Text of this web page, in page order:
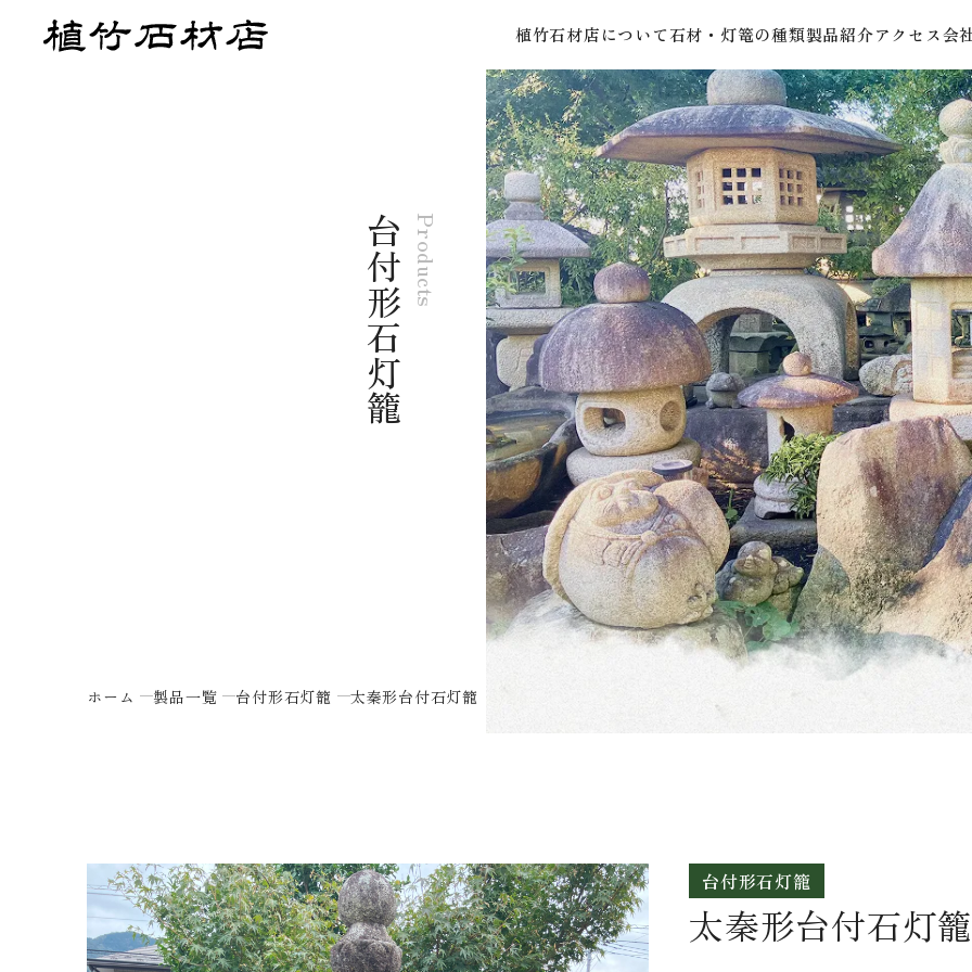
植竹石材店について石材・灯篭の種類製品紹介アクセス会
Products
台付形石灯籠
ホーム 製品一覧 台付形石灯籠 太秦形台付石灯籠
台付形石灯籠
太秦形台付石灯籠